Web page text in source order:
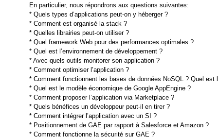
En particulier, nous répondrons aux questions suivantes:
* Quels types d’applications peut-on y héberger ?
* Comment est organisé la stack ?
* Quelles librairies peut-on utiliser ?
* Quel framework Web pour des performances optimales ?
* Quel est l’environnement de développement ?
* Avec quels outils monitorer son application ?
* Comment optimiser l’application ?
* Comment fonctionnent les bases de données NoSQL ? Quel est
* Quel est le modèle économique de Google AppEngine ?
* Comment proposer l’application via Marketplace ?
* Quels bénéfices un développeur peut-il en tirer ?
* Comment intégrer l’application avec un SI ?
* Positionnement de GAE par rapport à Salesforce et Amazon ?
* Comment fonctionne la sécurité sur GAE ?